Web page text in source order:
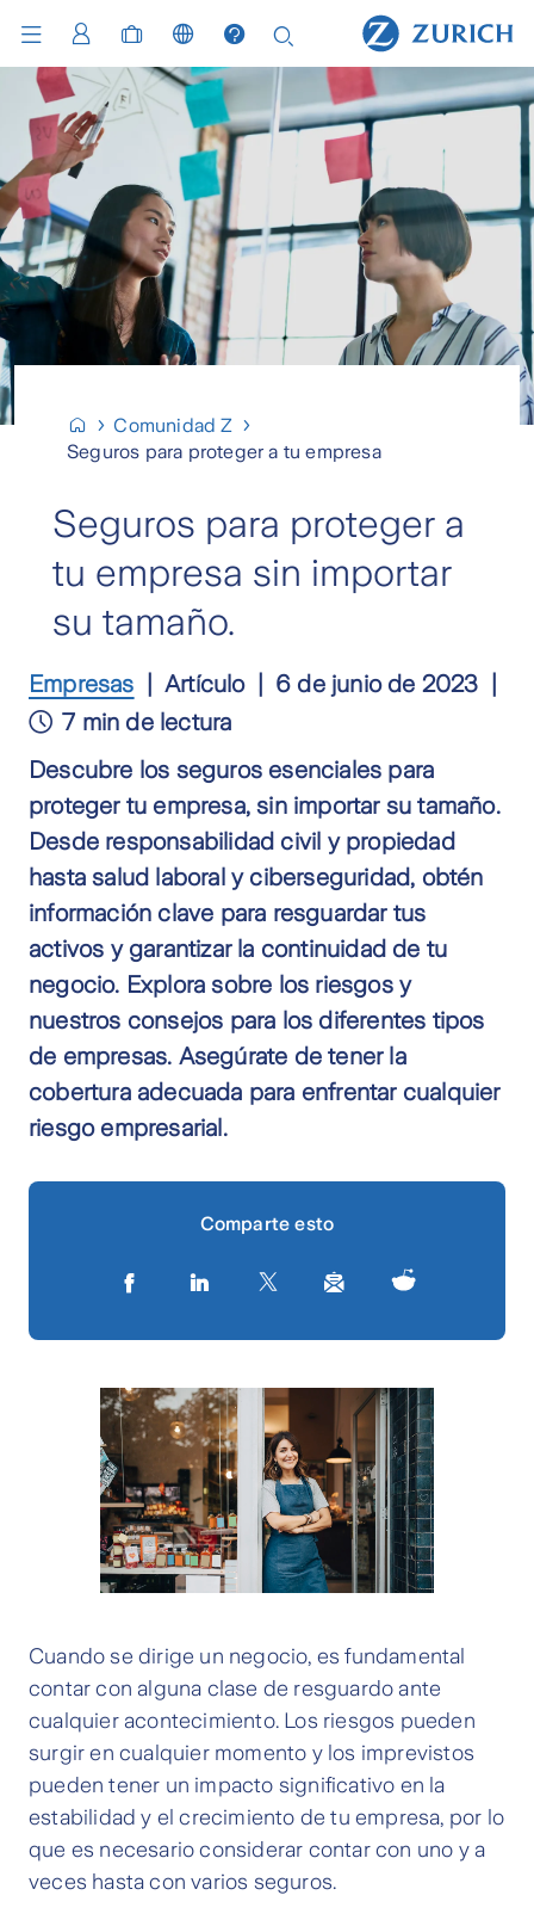
Comunidad Z
Seguros para proteger a tu empresa
Seguros para proteger a
tu empresa sin importar
su tamaño.
Empresas Artículo
6 de junio de 2023
7 min de lectura
Descubre los seguros esenciales para
proteger tu empresa, sin importar su tamaño.
Desde responsabilidad civil y propiedad
hasta salud laboral y ciberseguridad, obtén
información clave para resguardar tus
activos y garantizar la continuidad de tu
negocio. Explora sobre los riesgos y
nuestros consejos para los diferentes tipos
de empresas. Asegúrate de tener la
cobertura adecuada para enfrentar cualquier
riesgo empresarial.
Comparte esto
Cuando se dirige un negocio, es fundamental
contar con alguna clase de resguardo ante
cualquier acontecimiento. Los riesgos pueden
surgir en cualquier momento y los imprevistos
pueden tener un impacto significativo en la
estabilidad y el crecimiento de tu empresa, por lo
que es necesario considerar contar con uno y a
veces hasta con varios seguros.